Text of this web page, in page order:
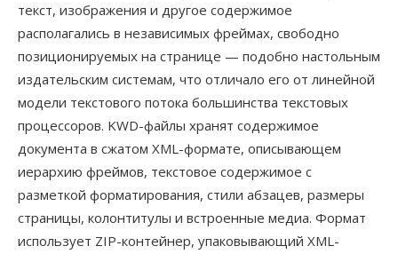
текст, изображения и другое содержимое
располагались в независимых фреймах, свободно
позиционируемых на странице — подобно настольным
издательским системам, что отличало его от линейной
модели текстового потока большинства текстовых
процессоров. KWD-файлы хранят содержимое
документа в сжатом XML-формате, описывающем
иерархию фреймов, текстовое содержимое с
разметкой форматирования, стили абзацев, размеры
страницы, колонтитулы и встроенные медиа. Формат
использует ZIP-контейнер, упаковывающий XML-